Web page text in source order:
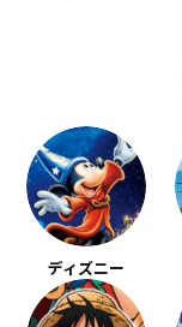
ディズニー